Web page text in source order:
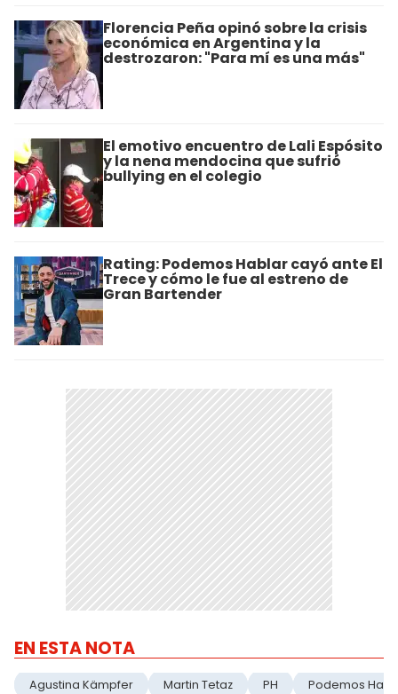
Florencia Peña opinó sobre la crisis
económica en Argentina y la
destrozaron: "Para mí es una más"
El emotivo encuentro de Lali Espósito
y la nena mendocina que sufrió
bullying en el colegio
Rating: Podemos Hablar cayó ante El
Trece y cómo le fue al estreno de
Gran Bartender
EN ESTA NOTA
Agustina Kämpfer Martin Tetaz PH Podemos